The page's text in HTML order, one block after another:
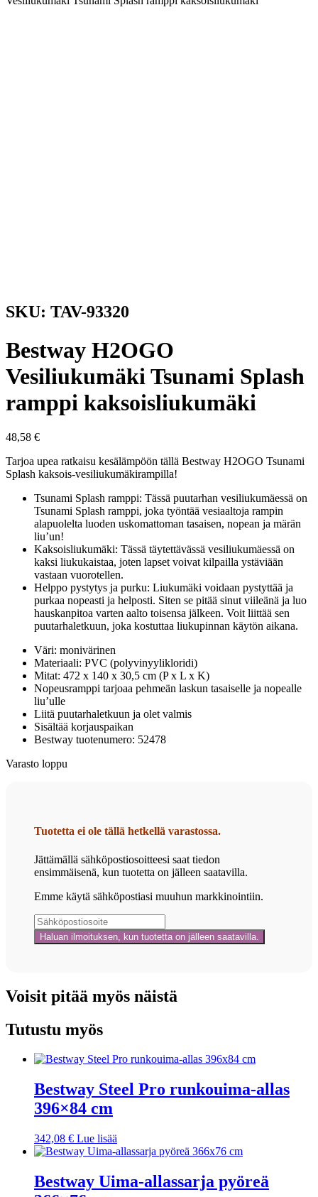
SKU: TAV-93320
Bestway H2OGO
Vesiliukumäki Tsunami Splash
ramppi kaksoisliukumäki
48,58 €
Tarjoa upea ratkaisu kesälämpöön tällä Bestway H2OGO Tsunami
Splash kaksois-vesiliukumäkirampilla!
Tsunami Splash ramppi: Tässä puutarhan vesiliukumäessä on
Tsunami Splash ramppi, joka työntää vesiaaltoja rampin
alapuolelta luoden uskomattoman tasaisen, nopean ja märän
liu’un!
Kaksoisliukumäki: Tässä täytettävässä vesiliukumäessä on
kaksi liukukaistaa, joten lapset voivat kilpailla ystäviään
vastaan vuorotellen.
Helppo pystytys ja purku: Liukumäki voidaan pystyttää ja
purkaa nopeasti ja helposti. Siten se pitää sinut viileänä ja luo
hauskanpitoa varten aalto toisensa jälkeen. Voit liittää sen
puutarhaletkuun, joka kostuttaa liukupinnan käytön aikana.
Väri: monivärinen
Materiaali: PVC (polyvinyylikloridi)
Mitat: 472 x 140 x 30,5 cm (P x L x K)
Nopeusramppi tarjoaa pehmeän laskun tasaiselle ja nopealle
liu’ulle
Liitä puutarhaletkuun ja olet valmis
Sisältää korjauspaikan
Bestway tuotenumero: 52478
Varasto loppu
Tuotetta ei ole tällä hetkellä varastossa.
Jättämällä sähköpostiosoitteesi saat tiedon
ensimmäisenä, kun tuotetta on jälleen saatavilla.
Emme käytä sähköpostiasi muuhun markkinointiin.
Voisit pitää myös näistä
Tutustu myös
Bestway Steel Pro runkouima-allas
396×84 cm
342,08 € Lue lisää
Bestway Uima-allassarja pyöreä